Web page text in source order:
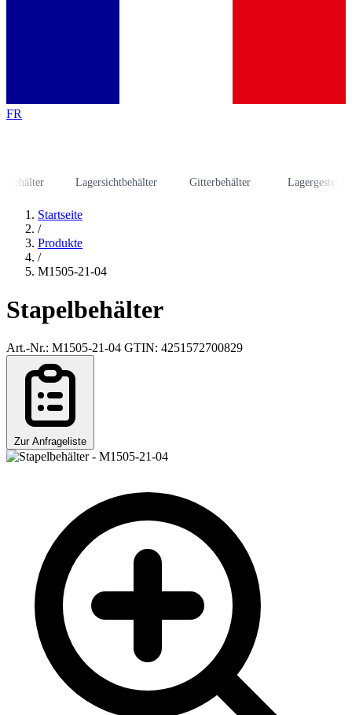
FR
Lagersichtbehälter Gitterbehälter Lagergestell
Startseite
/
Produkte
/
M1505-21-04
Stapelbehälter
Art.-Nr.: M1505-21-04 GTIN: 4251572700829
Zur Anfrageliste